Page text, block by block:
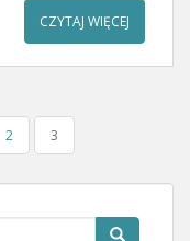
CZYTAJ WIĘCEJ
2 3